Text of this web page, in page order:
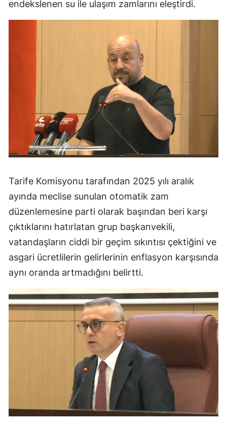
İstanbul
Kayseri
Kırklareli
Kırşehir
Kocaeli
Kütahya
Malatya
Manisa
Kahramanmaraş
Muğla
Muş
Nevşehir
Niğde
Ordu
endekslenen su ile ulaşım zamlarını eleştirdi.
Tarife Komisyonu tarafından 2025 yılı aralık
ayında meclise sunulan otomatik zam
düzenlemesine parti olarak başından beri karşı
çıktıklarını hatırlatan grup başkanvekili,
vatandaşların ciddi bir geçim sıkıntısı çektiğini ve
asgari ücretlilerin gelirlerinin enflasyon karşısında
aynı oranda artmadığını belirtti.